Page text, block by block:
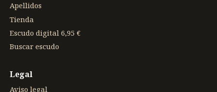
Apellidos
Tienda
Escudo digital 6,95 €
Buscar escudo
Legal
Aviso legal